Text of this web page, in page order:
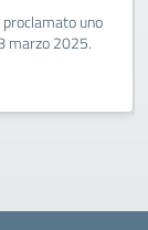
proclamato uno
marzo 2025.